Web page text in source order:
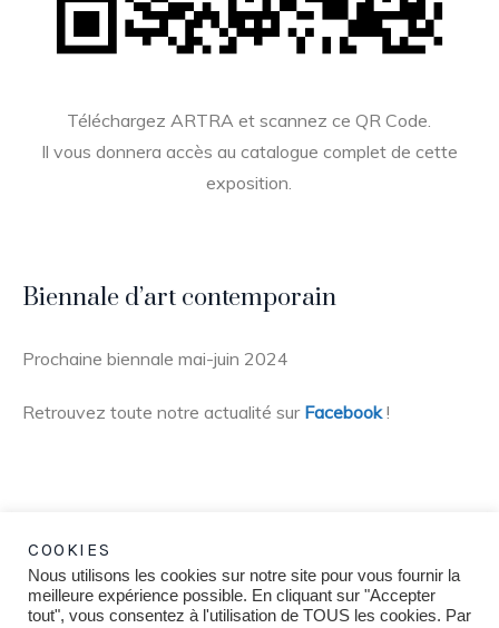
Téléchargez ARTRA et scannez ce QR Code.
Il vous donnera accès au catalogue complet de cette
exposition.
Biennale d’art contemporain
Prochaine biennale mai-juin 2024
Retrouvez toute notre actualité sur Facebook!
COOKIES
Nous utilisons les cookies sur notre site pour vous fournir la
meilleure expérience possible. En cliquant sur "Accepter
tout", vous consentez à l'utilisation de TOUS les cookies. Par